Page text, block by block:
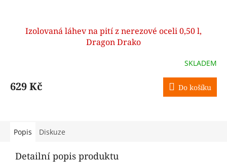
Izolovaná láhev na pití z nerezové oceli 0,50 l,
Dragon Drako
SKLADEM
629 Kč Do košíku
Popis Diskuze
Detailní popis produktu